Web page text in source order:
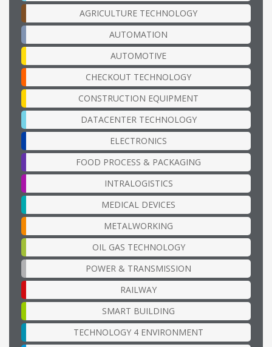
AGRICULTURE TECHNOLOGY
AUTOMATION
AUTOMOTIVE
CHECKOUT TECHNOLOGY
CONSTRUCTION EQUIPMENT
DATACENTER TECHNOLOGY
ELECTRONICS
FOOD PROCESS & PACKAGING
INTRALOGISTICS
MEDICAL DEVICES
METALWORKING
OIL GAS TECHNOLOGY
POWER & TRANSMISSION
RAILWAY
SMART BUILDING
TECHNOLOGY 4 ENVIRONMENT